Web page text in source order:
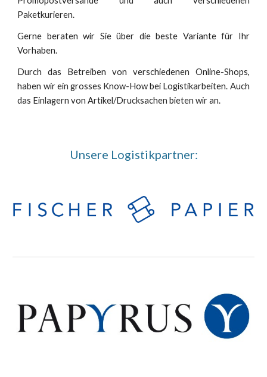
Paketkurieren.
Gerne beraten wir Sie über die beste Variante für Ihr
Vorhaben.
Durch das Betreiben von verschiedenen Online-Shops,
haben wir ein grosses Know-How bei Logistikarbeiten. Auch
das Einlagern von Artikel/Drucksachen bieten wir an.
Unsere Logistikpartner: